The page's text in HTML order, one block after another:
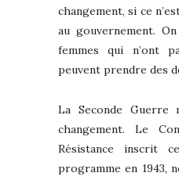
changement, si ce
au gouvernement.
femmes qui n’ont
peuvent prendre des
La Seconde Guerre
changement. Le
Résistance inscrit
programme en 1943,